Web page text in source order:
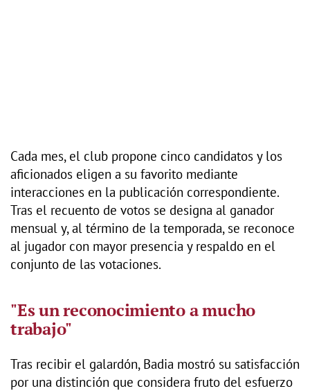
Cada mes, el club propone cinco candidatos y los
aficionados eligen a su favorito mediante
interacciones en la publicación correspondiente.
Tras el recuento de votos se designa al ganador
mensual y, al término de la temporada, se reconoce
al jugador con mayor presencia y respaldo en el
conjunto de las votaciones.
"Es un reconocimiento a mucho
trabajo"
Tras recibir el galardón, Badia mostró su satisfacción
por una distinción que considera fruto del esfuerzo